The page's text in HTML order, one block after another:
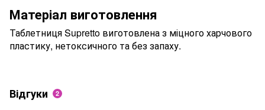
Матеріал виготовлення
Таблетниця Supretto виготовлена ​​з міцного харчового
пластику, нетоксичного та без запаху.
Відгуки 2